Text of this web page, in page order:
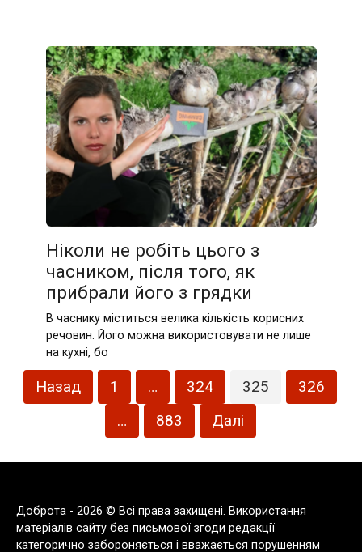
Ніколи не робіть цього з
часником, після того, як
прибрали його з грядки
В часнику міститься велика кількість корисних
речовин. Його можна використовувати не лише
на кухні, бо
Пагінація
записів
Назад 1 … 324 325
326
…
883 Далі
Доброта - 2026 © Всі права захищені. Використання
матеріалів сайту без письмової згоди редакції
категорично забороняється і вважається порушенням